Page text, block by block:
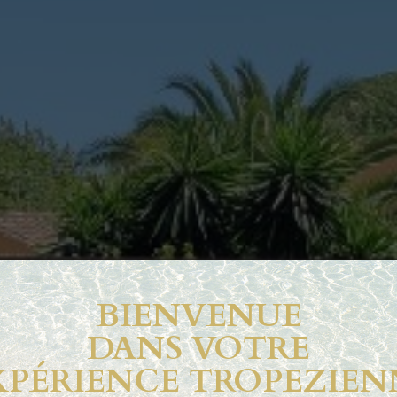
BIENVENUE
DANS VOTRE